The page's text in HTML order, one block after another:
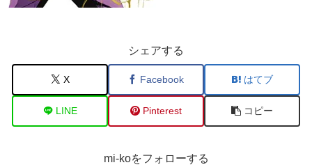
シェアする
X Facebook はてブ
LINE Pinterest コピー
mi-koをフォローする